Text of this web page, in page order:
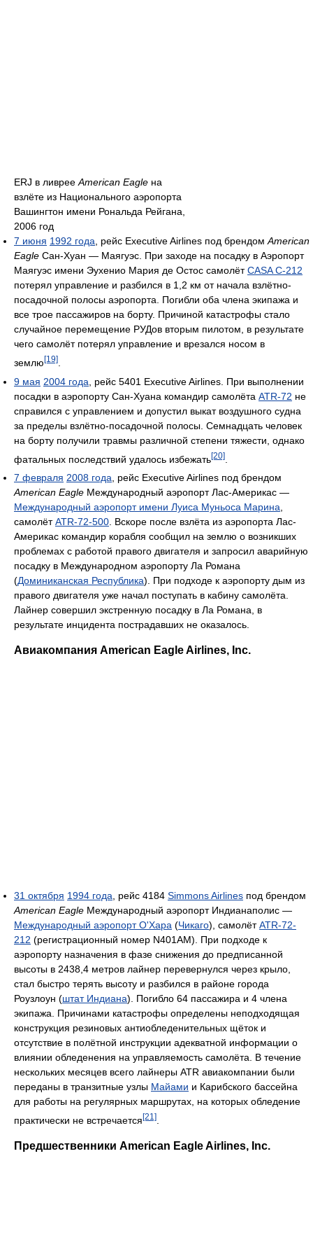
ERJ в ливрее American Eagle на
взлёте из Национального аэропорта
Вашингтон имени Рональда Рейгана,
2006 год
7 июня 1992 года , рейс Executive Airlines под брендом American
Eagle Сан-Хуан — Маягуэс. При заходе на посадку в Аэропорт
Маягуэс имени Эухенио Мария де Остос самолётCASA C-212
потерял управление и разбился в 1,2 км от начала взлётно-
посадочной полосы аэропорта. Погибли оба члена экипажа и
все трое пассажиров на борту. Причиной катастрофы стало
случайное перемещение РУДов вторым пилотом, в результате
чего самолёт потерял управление и врезался носом в
землю [19]
9 мая 2004 года , рейс 5401 Executive Airlines. При выполнении
посадки в аэропорту Сан-Хуана командир самолёта ATR-72 не
справился с управлением и допустил выкат воздушного судна
за пределы взлётно-посадочной полосы. Семнадцать человек
на борту получили травмы различной степени тяжести, однако
фатальных последствий удалось избежать[20]
7 февраля 2008 года, рейс Executive Airlines под брендом
American Eagle Международный аэропорт Лас-Америкас —
Международный аэропорт имени Луиса Муньоса Марина,
самолётATR-72-500. Вскоре после взлёта из аэропорта Лас-
Америкас командир корабля сообщил на землю о возникших
проблемах с работой правого двигателя и запросил аварийную
посадку в Международном аэропорту Ла Романа
(Доминиканская Республика). При подходе к аэропорту дым из
правого двигателя уже начал поступать в кабину самолёта.
Лайнер совершил экстренную посадку в Ла Романа, в
результате инцидента пострадавших не оказалось.
Авиакомпания American Eagle Airlines, Inc.
31 октября 1994 года, рейс 4184 Simmons Airlines под брендом
American Eagle Международный аэропорт Индианаполис —
Международный аэропорт О'Хара (Чикаго), самолётATR-72-
212 (регистрационный номер N401AM). При подходе к
аэропорту назначения в фазе снижения до предписанной
высоты в 2438,4 метров лайнер перевернулся через крыло,
стал быстро терять высоту и разбился в районе города
Роузлоун (штат Индиана). Погибло 64 пассажира и 4 члена
экипажа. Причинами катастрофы определены неподходящая
конструкция резиновых антиобледенительных щёток и
отсутствие в полётной инструкции адекватной информации о
влиянии обледенения на управляемость самолёта. В течение
нескольких месяцев всего лайнеры ATR авиакомпании были
переданы в транзитные узлы Майами и Карибского бассейна
для работы на регулярных маршрутах, на которых обледение
практически не встречается [21]
Предшественники American Eagle Airlines, Inc.